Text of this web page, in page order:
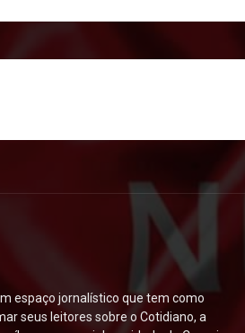
espaço jornalístico que tem como
seus leitores sobre o Cotidiano, a